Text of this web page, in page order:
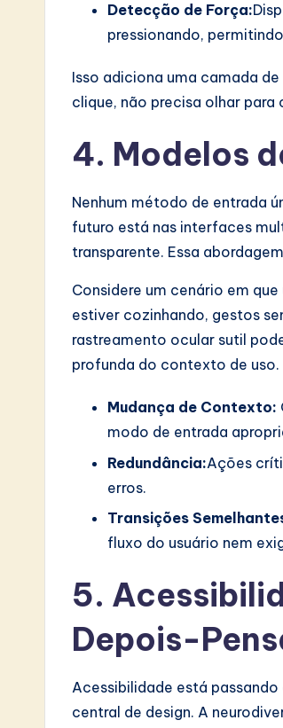
Detecção de Força:
pressionando,
Isso adiciona uma camada
clique, não precisa olhar
4. Modelos
Nenhum método de entrada
futuro está nas interfaces
transparente. Essa
Considere um cenário em
estiver cozinhando, gestos
rastreamento ocular sutil
profunda do contexto de uso.
Mudança de Contexto:
modo de entrada
Redundância:Ações
erros.
Transições
fluxo do usuário nem
5.
Depois-
Acessibilidade está
central de design. A